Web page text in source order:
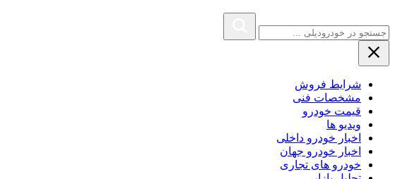
شرایط فروش
مشخصات فنی
قیمت خودرو
ویدیو ها
اخبار خودرو داخلی
اخبار خودرو جهان
خودرو های تجاری